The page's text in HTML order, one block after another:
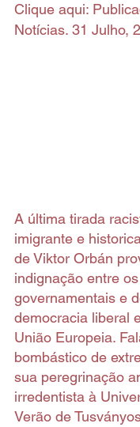
Clique aqui:
Notícias. 31 Julho,
A última tirada
imigrante e
de Viktor Orbán
indignação entre
governamentais e
democracia liberal
União Europeia.
bombástico de
sua peregrinação
irredentista à
Verão de